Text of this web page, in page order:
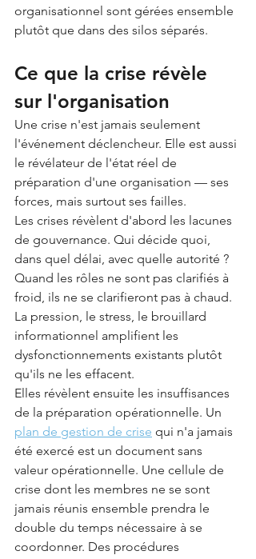
organisationnel sont gérées ensemble
plutôt que dans des silos séparés.
Ce que la crise révèle
sur l'organisation
Une crise n'est jamais seulement
l'événement déclencheur. Elle est aussi
le révélateur de l'état réel de
préparation d'une organisation — ses
forces, mais surtout ses failles.
Les crises révèlent d'abord les lacunes
de gouvernance. Qui décide quoi,
dans quel délai, avec quelle autorité ?
Quand les rôles ne sont pas clarifiés à
froid, ils ne se clarifieront pas à chaud.
La pression, le stress, le brouillard
informationnel amplifient les
dysfonctionnements existants plutôt
qu'ils ne les effacent.
Elles révèlent ensuite les insuffisances
de la préparation opérationnelle. Un
plan de gestion de crise qui n'a jamais
été exercé est un document sans
valeur opérationnelle. Une cellule de
crise dont les membres ne se sont
jamais réunis ensemble prendra le
double du temps nécessaire à se
coordonner. Des procédures